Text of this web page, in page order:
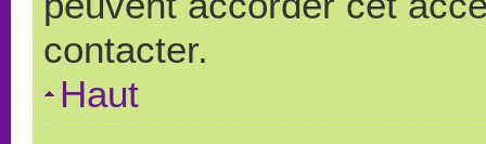
contacter.
Haut